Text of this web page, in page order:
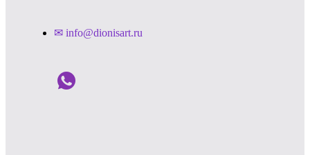
✉ info@dionisart.ru